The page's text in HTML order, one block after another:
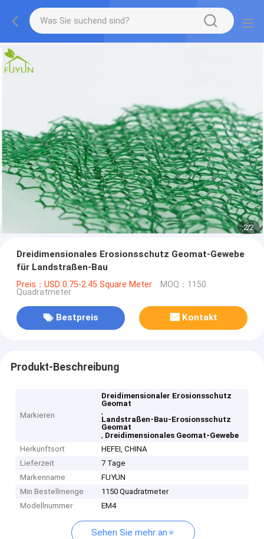
2/2
Dreidimensionales Erosionsschutz Geomat-Gewebe
für Landstraßen-Bau
Preis：USD 0.75-2.45 Square Meter MOQ：1150
Quadratmeter
Bestpreis Kontakt
Produkt-Beschreibung
Markieren
Dreidimensionaler Erosionsschutz
Geomat
,
Landstraßen-Bau-Erosionsschutz
Geomat
, Dreidimensionales Geomat-Gewebe
Herkunftsort
HEFEI, CHINA
Lieferzeit
7 Tage
Markenname
FUYUN
Min Bestellmenge
1150 Quadratmeter
Modellnummer
EM4
Sehen Sie mehr an